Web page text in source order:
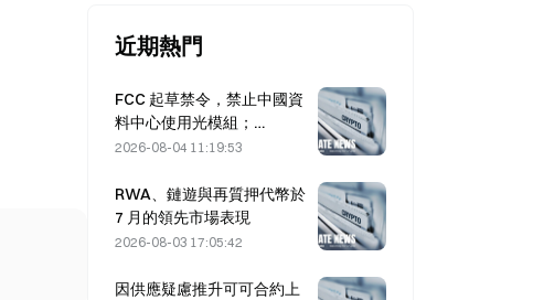
近期熱門
FCC 起草禁令，禁止中國資
料中心使用光模組；
Xinyuan 的 27% 市占率可能
2026-08-04 11:19:53
RWA、鏈遊與再質押代幣於
7 月的領先市場表現
2026-08-03 17:05:42
因供應疑慮推升可可合約上